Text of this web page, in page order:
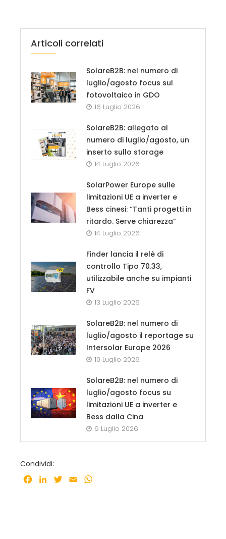
Articoli correlati
SolareB2B: nel numero di
luglio/agosto focus sul
fotovoltaico in GDO
16 Luglio 2026
SolareB2B: allegato al
numero di luglio/agosto, un
inserto sullo storage
14 Luglio 2026
SolarPower Europe sulle
limitazioni UE a inverter e
Bess cinesi: “Tanti progetti in
ritardo. Serve chiarezza”
14 Luglio 2026
Finder lancia il relè di
controllo Tipo 70.33,
utilizzabile anche su impianti
FV
13 Luglio 2026
SolareB2B: nel numero di
luglio/agosto il reportage su
Intersolar Europe 2026
10 Luglio 2026
SolareB2B: nel numero di
luglio/agosto focus su
limitazioni UE a inverter e
Bess dalla Cina
9 Luglio 2026
Condividi:
Facebook
LinkedInTwitter
Email